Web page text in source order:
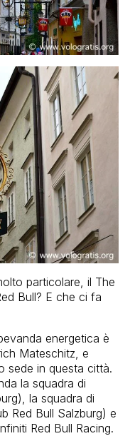
particolare, il The
Bull? E che ci fa
energetica è
Mateschitz, e
sede in questa città.
la squadra di
la squadra di
Red Bull Salzburg) e
Red Bull Racing.